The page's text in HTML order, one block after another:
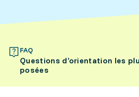
FAQ
Questions d’orientation les
posées